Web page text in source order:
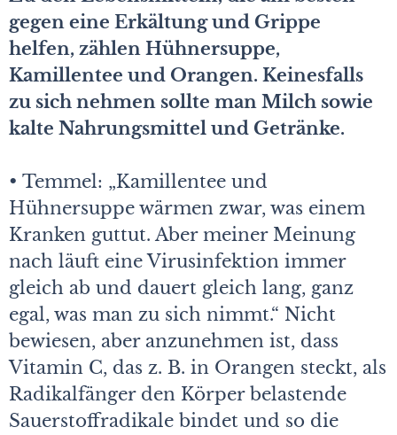
gegen eine Erkältung und Grippe
helfen, zählen Hühnersuppe,
Kamillentee und Orangen. Keinesfalls
zu sich nehmen sollte man Milch sowie
kalte Nahrungsmittel und Getränke.
• Temmel: „Kamillentee und
Hühnersuppe wärmen zwar, was einem
Kranken guttut. Aber meiner Meinung
nach läuft eine Virusinfektion immer
gleich ab und dauert gleich lang, ganz
egal, was man zu sich nimmt.“ Nicht
bewiesen, aber anzunehmen ist, dass
Vitamin C, das z. B. in Orangen steckt, als
Radikalfänger den Körper belastende
Sauerstoffradikale bindet und so die